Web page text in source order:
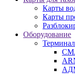
Карты
Карты
Оборудование